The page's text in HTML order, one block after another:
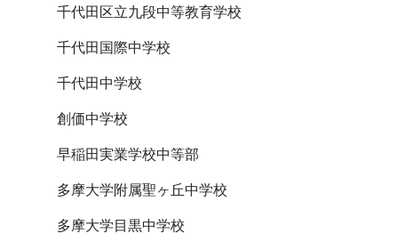
千代田区立九段中等教育学校
千代田国際中学校
千代田中学校
創価中学校
早稲田実業学校中等部
多摩大学附属聖ヶ丘中学校
多摩大学目黒中学校